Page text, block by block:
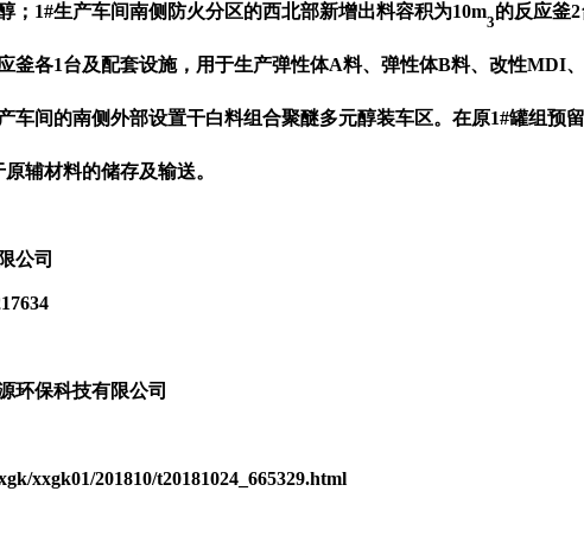
；1#生产车间南侧防火分区的西北部新增出料容积为10m
3
的反应釜
釜各1台及配套设施，用于生产弹性体A料、弹性体B料、改性MDI
车间的南侧外部设置干白料组合聚醚多元醇装车区。在原1#罐组预
辅材料的储存及输送。
公司
环保科技有限公司
xxgk01/201810/t20181024_665329.html